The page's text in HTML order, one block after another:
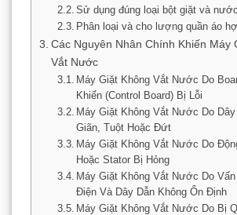
Sử dụng đúng loại bột giặt và
Phân loại và cho lượng quần áo
Các Nguyên Nhân Chính Khiến Máy
Vắt Nước
Máy Giặt Không Vắt Nước Do
Khiển (Control Board) Bị Lỗi
Máy Giặt Không Vắt Nước Do
Giãn, Tuột Hoặc Đứt
Máy Giặt Không Vắt Nước Do
Hoặc Stator Bị Hỏng
Máy Giặt Không Vắt Nước Do
Điện Và Dây Dẫn Không Ổn Định
Máy Giặt Không Vắt Nước Do Bị